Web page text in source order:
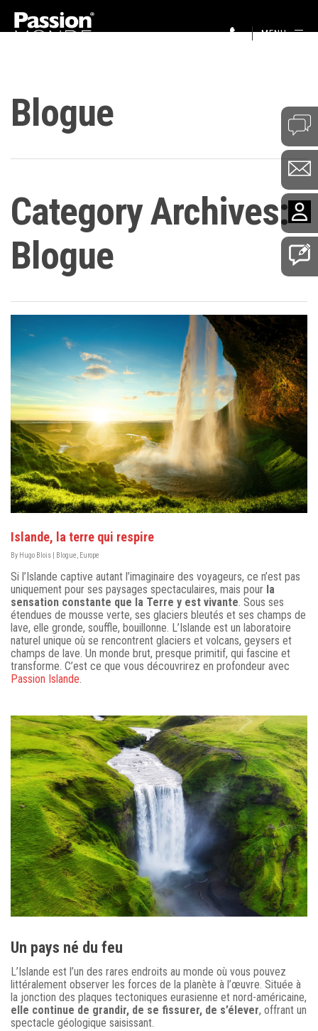
MENU
Blogue
Category Archives:
Blogue
Islande, la terre qui respire
By Hugo Blois Blogue Europe
Si l’Islande captive autant l’imaginaire des voyageurs, ce n’est pas
uniquement pour ses paysages spectaculaires, mais pour la
sensation constante que la Terre y est vivante . Sous ses
étendues de mousse verte, ses glaciers bleutés et ses champs de
lave, elle gronde, souffle, bouillonne. L’Islande est un laboratoire
naturel unique où se rencontrent glaciers et volcans, geysers et
champs de lave. Un monde brut, presque primitif, qui fascine et
transforme. C’est ce que vous découvrirez en profondeur avec
Passion Islande
Un pays né du feu
L’Islande est l’un des rares endroits au monde où vous pouvez
littéralement observer les forces de la planète à l’œuvre. Située à
la jonction des plaques tectoniques eurasienne et nord-américaine,
elle continue de grandir, de se fissurer, de s’élever, offrant un
spectacle géologique saisissant.